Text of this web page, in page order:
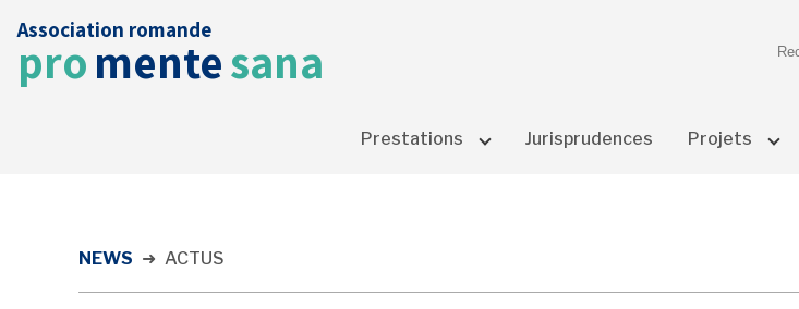
Association romande
promentesana
Prestations Jurisprudences Projets
NEWS ➜ ACTUS